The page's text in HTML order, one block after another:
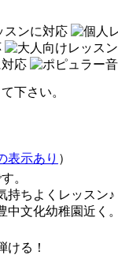
下さい。
表示あり ）
。
持ちよくレッスン♪
中文化幼稚園近く
ける！